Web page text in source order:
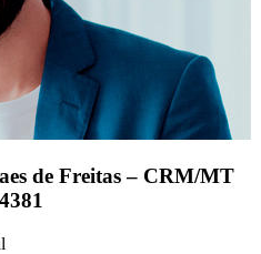
de Freitas – CRM/MT